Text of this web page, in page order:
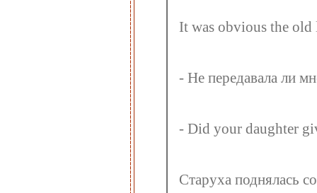
It was obvious the old
- Не передавала ли
- Did your daughter
Старуха поднялась